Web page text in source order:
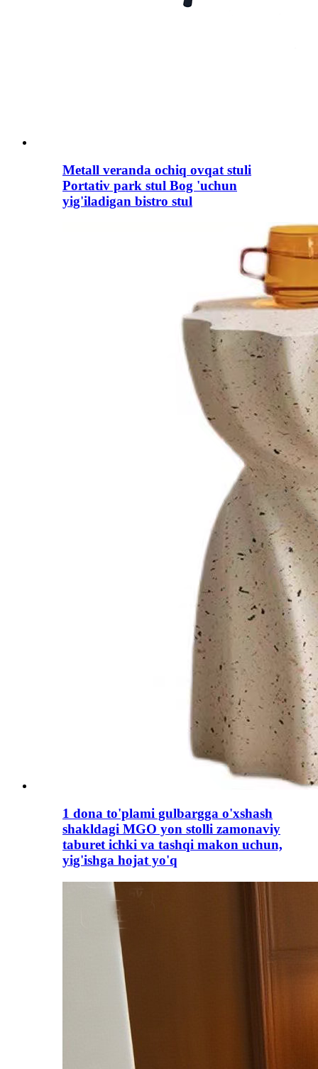
Metall veranda ochiq ovqat stuli
Portativ park stul Bog 'uchun
yig'iladigan bistro stul
1 dona to'plami gulbargga o'xshash
shakldagi MGO yon stolli zamonaviy
taburet ichki va tashqi makon uchun,
yig'ishga hojat yo'q